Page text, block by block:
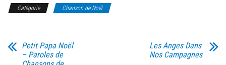
Catégorie Chanson de Noël
Petit Papa Noël
– Paroles de
Les Anges Dans
Nos Campagnes